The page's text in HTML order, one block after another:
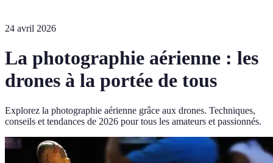
24 avril 2026
La photographie aérienne : les
drones à la portée de tous
Explorez la photographie aérienne grâce aux drones. Techniques,
conseils et tendances de 2026 pour tous les amateurs et passionnés.